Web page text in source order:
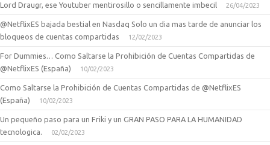
Lord Draugr, ese Youtuber mentirosillo o sencillamente imbecil 26/04/2023
@NetflixES bajada bestial en Nasdaq Solo un dia mas tarde de anunciar los
bloqueos de cuentas compartidas
12/02/2023
For Dummies… Como Saltarse la Prohibición de Cuentas Compartidas de
@NetflixES (España)
10/02/2023
Como Saltarse la Prohibición de Cuentas Compartidas de @NetflixES
(España)
10/02/2023
Un pequeño paso para un Friki y un GRAN PASO PARA LA HUMANIDAD
tecnologica.
02/02/2023